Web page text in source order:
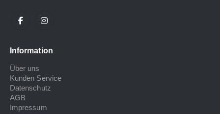
Information
Über uns
Kunden Service
Datenschutz
AGB
Impressum